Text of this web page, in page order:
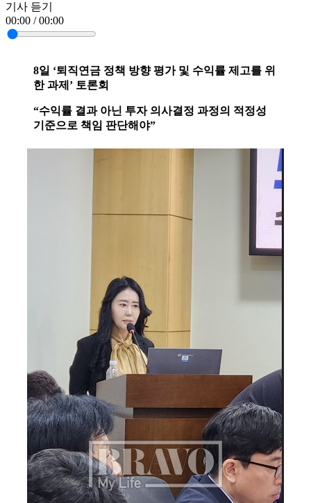
기사 듣기
00:00 / 00:00
8일 ‘퇴직연금 정책 방향 평가 및 수익률 제고를 위
한 과제’ 토론회
“수익률 결과 아닌 투자 의사결정 과정의 적정성
기준으로 책임 판단해야”